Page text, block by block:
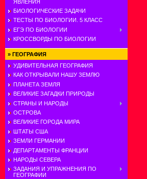
ЯВЛЕНИЯ
БИОЛОГИЧЕСКИЕ ЗАДАЧИ
ТЕСТЫ ПО БИОЛОГИИ. 5 КЛАСС
ЕГЭ ПО БИОЛОГИИ
КРОССВОРДЫ ПО БИОЛОГИИ
» ГЕОГРАФИЯ
УДИВИТЕЛЬНАЯ ГЕОГРАФИЯ
КАК ОТКРЫВАЛИ НАШУ ЗЕМЛЮ
ПЛАНЕТА ЗЕМЛЯ
ВЕЛИКИЕ ЗАГАДКИ ПРИРОДЫ
СТРАНЫ И НАРОДЫ
ОСТРОВА
ВЕЛИКИЕ ГОРОДА МИРА
ШТАТЫ США
ЗЕМЛИ ГЕРМАНИИ
ДЕПАРТАМЕНТЫ ФРАНЦИИ
НАРОДЫ СЕВЕРА
ЗАДАНИЯ И УПРАЖНЕНИЯ ПО
ГЕОГРАФИИ